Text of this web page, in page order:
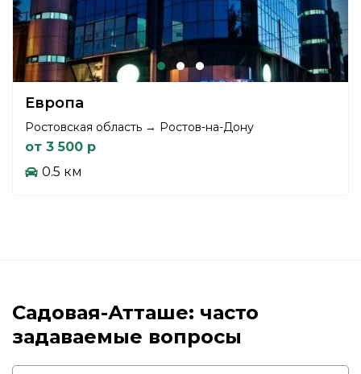
Европа
Ростовская область → Ростов-на-Дону
от 3 500 р
0.5 км
Садовая-Атташе: часто
задаваемые вопросы